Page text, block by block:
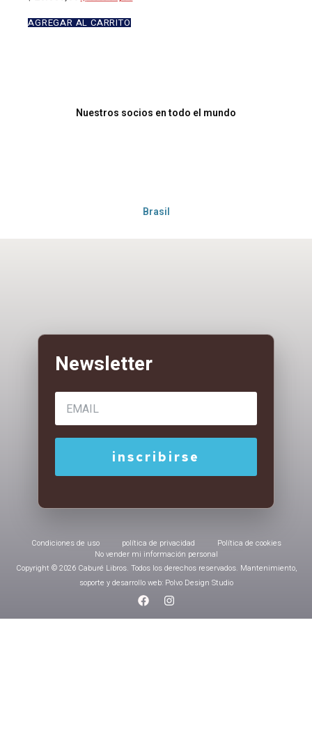
AGREGAR AL CARRITO
Nuestros socios en todo el mundo
Brasil
Condiciones de uso política de privacidad
Política de cookies
No vender mi información personal
Copyright © 2026 Caburé Libros. Todos los derechos reservados. Mantenimiento,
soporte y desarrollo web: Polvo Design Studio